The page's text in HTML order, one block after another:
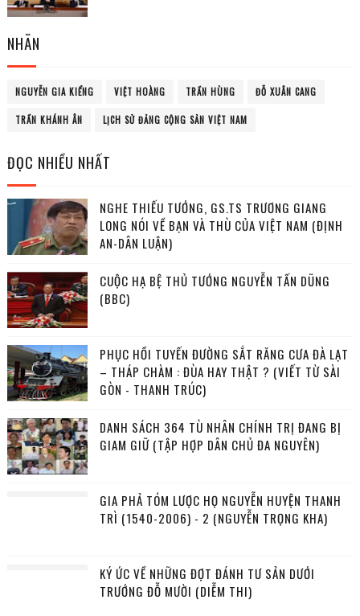
NHÃN
NGUYỄN GIA KIỂNG VIỆT HOÀNG TRẦN HÙNG ĐỖ XUÂN CANG
TRẦN KHÁNH ÂN LỊCH SỬ ĐẢNG CỘNG SẢN VIỆT NAM
ĐỌC NHIỀU NHẤT
NGHE THIẾU TƯỚNG, GS.TS TRƯƠNG GIANG
LONG NÓI VỀ BẠN VÀ THÙ CỦA VIỆT NAM (ĐỊNH
AN-DÂN LUẬN)
CUỘC HẠ BỆ THỦ TƯỚNG NGUYỄN TẤN DŨNG
(BBC)
PHỤC HỒI TUYẾN ĐƯỜNG SẮT RĂNG CƯA ĐÀ LẠT
– THÁP CHÀM : ĐÙA HAY THẬT ? (VIẾT TỪ SÀI
GÒN - THANH TRÚC)
DANH SÁCH 364 TÙ NHÂN CHÍNH TRỊ ĐANG BỊ
GIAM GIỮ (TẬP HỢP DÂN CHỦ ĐA NGUYÊN)
GIA PHẢ TÓM LƯỢC HỌ NGUYỄN HUYỆN THANH
TRÌ (1540-2006) - 2 (NGUYỄN TRỌNG KHA)
KÝ ỨC VỀ NHỮNG ĐỢT ĐÁNH TƯ SẢN DƯỚI
TRƯỚNG ĐỖ MƯỜI (DIỄM THI)